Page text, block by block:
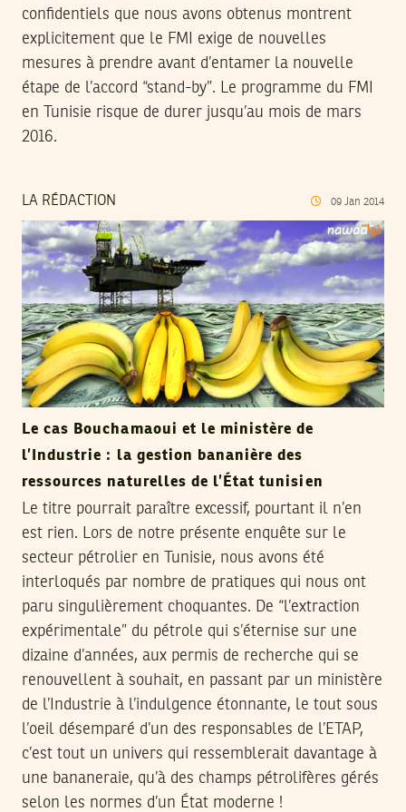
confidentiels que nous avons obtenus montrent
explicitement que le FMI exige de nouvelles
mesures à prendre avant d’entamer la nouvelle
étape de l’accord “stand-by”. Le programme du FMI
en Tunisie risque de durer jusqu’au mois de mars
2016.
LA RÉDACTION 09 Jan 2014
Le cas Bouchamaoui et le ministère de
l’Industrie : la gestion bananière des
ressources naturelles de l’État tunisien
Le titre pourrait paraître excessif, pourtant il n’en
est rien. Lors de notre présente enquête sur le
secteur pétrolier en Tunisie, nous avons été
interloqués par nombre de pratiques qui nous ont
paru singulièrement choquantes. De “l’extraction
expérimentale” du pétrole qui s’éternise sur une
dizaine d’années, aux permis de recherche qui se
renouvellent à souhait, en passant par un ministère
de l’Industrie à l’indulgence étonnante, le tout sous
l’oeil désemparé d’un des responsables de l’ETAP,
c’est tout un univers qui ressemblerait davantage à
une bananeraie, qu’à des champs pétrolifères gérés
selon les normes d’un État moderne !